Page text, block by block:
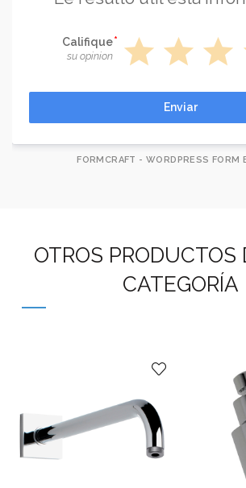
Califique
su opinion star star star
Enviar
FORMCRAFT - WORDPRESS FORM
OTROS PRODUCTOS
CATEGORÍA